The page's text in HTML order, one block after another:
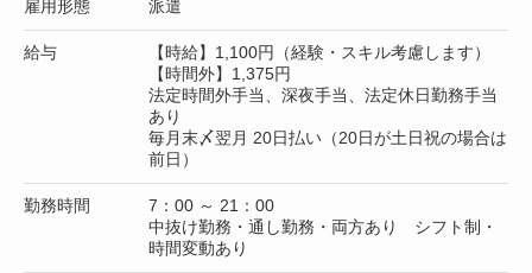
雇用形態 派遣
給与
【時給】1,100円（経験・スキル考慮します）
【時間外】1,375円
法定時間外手当、深夜手当、法定休日勤務手当
あり
毎月末〆翌月 20日払い（20日が土日祝の場合は
前日）
勤務時間
7：00 ～ 21：00
中抜け勤務・通し勤務・両方あり シフト制・
時間変動あり